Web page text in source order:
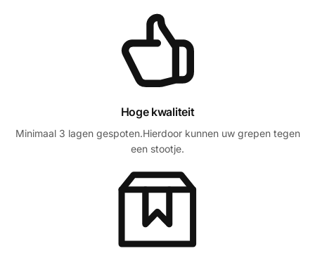
Hoge kwaliteit
Minimaal 3 lagen gespoten.Hierdoor kunnen uw grepen tegen
een stootje.